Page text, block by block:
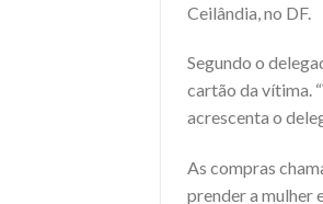
Ceilândia, no DF.
Segundo o
cartão da vítima.
acrescenta o
As compras
prender a mulher